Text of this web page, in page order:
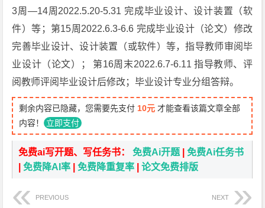
3周—14周2022.5.20-5.31 完成毕业设计、设计装置（软
件）等；第15周2022.6.3-6.6 完成毕业设计（论文）修改
完善毕业设计、设计装置（或软件）等，指导教师审阅毕
业设计（论文）； 第16周末2022.6.7-6.11 指导教师、评
阅教师评阅毕业设计后修改；毕业设计专业分组答辩。
剩余内容已隐藏，您需要先支付 10元 才能查看该篇文章全部
内容！ 立即支付
免费ai写开题、写任务书：免费Ai开题 |免费Ai任务书
|免费降AI率 |免费降重复率 |论文免费排版
PREVIOUS NEXT